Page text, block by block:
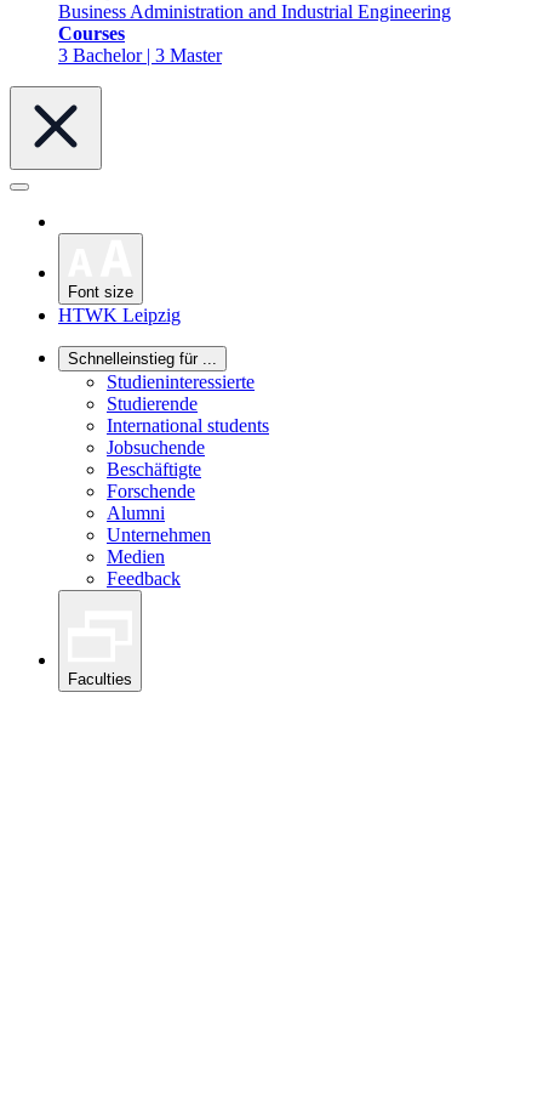
Business Administration and Industrial Engineering
Courses
3 Bachelor | 3 Master
Font size
HTWK Leipzig
Schnelleinstieg für ...
Studieninteressierte
Studierende
International students
Jobsuchende
Beschäftigte
Forschende
Alumni
Unternehmen
Medien
Feedback
Faculties